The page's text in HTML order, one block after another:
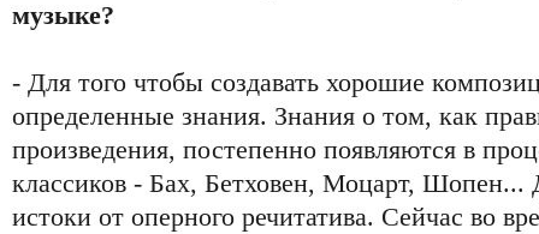
музыке?
- Для того чтобы создавать хорошие
определенные знания. Знания о том, как
произведения, постепенно появляются в
классиков - Бах, Бетховен, Моцарт, Шопен...
истоки от оперного речитатива. Сейчас во